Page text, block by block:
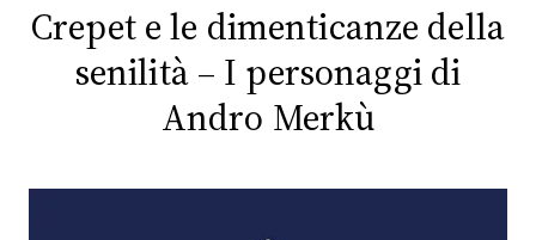
RADIO
PLAYLIST
Crepet e le dimenticanze della
senilità – I personaggi di
Andro Merkù